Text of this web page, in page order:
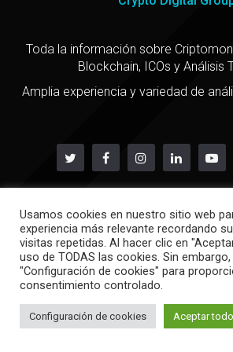
Toda la información sobre
Blockchain, ICOs y Análisis
Amplia experiencia y variedad de
Copyright @ 2021
Política de privacidad-
Usamos cookies en nuestro sitio web
experiencia más relevante recordando
visitas repetidas. Al hacer clic en
uso de TODAS las cookies. Sin
"Configuración de cookies" para
consentimiento controlado.
Configuración de cookies Aceptar todo